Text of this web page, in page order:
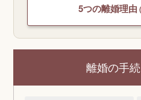
5つの離婚理由
離婚の手